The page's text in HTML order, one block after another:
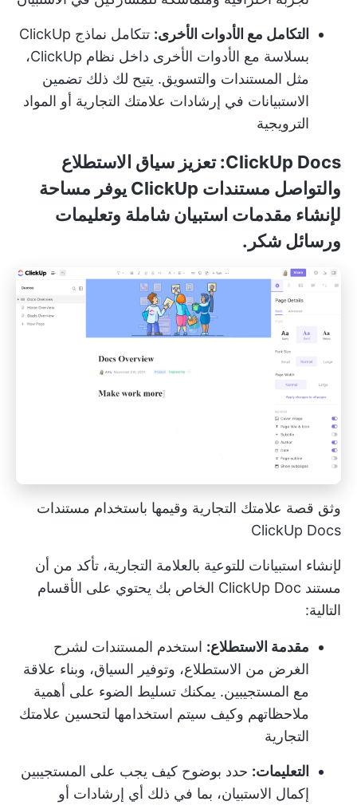
التكامل مع الأدوات الأخرى:
تتكامل نماذج ClickUp
بسلاسة مع الأدوات الأخرى داخل نظام ClickUp،
مثل المستندات والتسويق. يتيح لك ذلك تضمين
الاستبيانات في إرشادات علامتك التجارية أو المواد
الترويجية
ClickUp Docs: تعزيز سياق الاستطلاع
والتواصل مستندات ClickUp
يوفر مساحة
لإنشاء مقدمات استبيان شاملة وتعليمات
ورسائل شكر.
وثق قصة علامتك التجارية وقيمها باستخدام مستندات
ClickUp Docs
لإنشاء استبيانات للتوعية بالعلامة التجارية، تأكد من أن
مستند ClickUp Doc الخاص بك يحتوي على الأقسام
التالية:
مقدمة الاستطلاع: استخدم المستندات لشرح
الغرض من الاستطلاع، وتوفير السياق، وبناء علاقة
مع المستجيبين. يمكنك تسليط الضوء على أهمية
ملاحظاتهم وكيف سيتم استخدامها لتحسين علامتك
التجارية
التعليمات: حدد بوضوح كيف يجب على المستجيبين
إكمال الاستبيان، بما في ذلك أي إرشادات أو